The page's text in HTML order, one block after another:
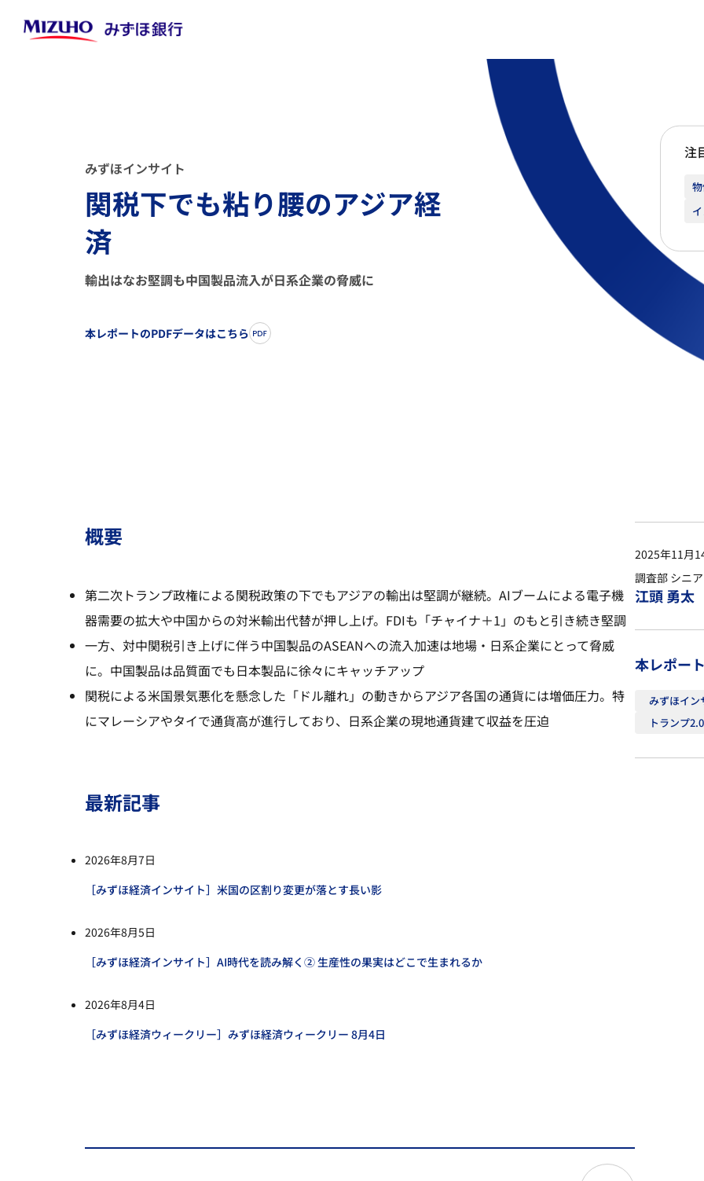
注
みずほインサイ ト
関税下でも粘り腰のアジア経
済
輸出はなお堅調も中国製品流入が日系企業の脅威に
本レポートのPDFデータはこちら
概要
第二次トランプ政権による関税政策の下でもアジアの輸出は堅調が継続。AIブームによる電子機
器需要の拡大や中国からの対米輸出代替が押し上げ。FDIも「チャイナ＋1」のもと引き続き堅調
一方、対中関税引き上げに伴う中国製品のASEANへの流入加速は地場・日系企業にとって脅威
に。中国製品は品質面でも日本製品に徐々にキャッチアップ
関税による米国景気悪化を懸念した「ドル離れ」の動きからアジア各国の通貨には増価圧力。特
にマレーシアやタイで通貨高が進行しており、日系企業の現地通貨建て収益を圧迫
最新記事
2026年8月7日
［みずほ経済インサイト］米国の区割り変更が落とす長い影
2026年8月5日
［みずほ経済インサイト］AI時代を読み解く② 生産性の果実はどこで生まれるか
2026年8月4日
［みずほ経済ウィークリー］みずほ経済ウィークリー 8月4日
2025年11月
調査部 シニ
江頭 勇太
本レポー
みずほイン
トランプ2.0